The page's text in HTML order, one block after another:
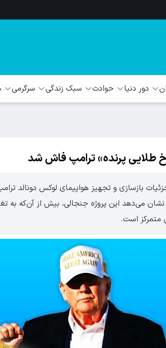
دور دنیا حوادث سبک زندگی سرگرمی
طلایی پرنده» ترامپ فاش شد
بازسازی و تجهیز هواپیمای لوکس دونالد
می‌دهد این پروژه جنجالی، بیش از آن‌که به
متمرکز است.